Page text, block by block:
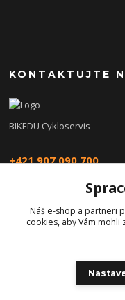
KONTAKTUJTE
BIKEDU Cykloservis
+421 907 090 700
Náš e-shop a partneri
cookies, aby Vám mohli